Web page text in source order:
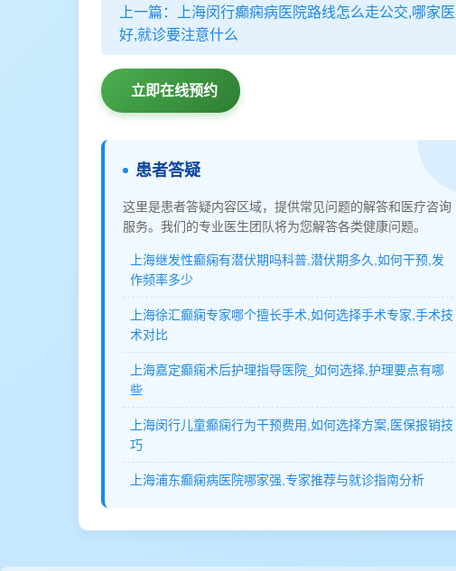
上一篇：上海闵行癫痫病医院路线怎么走公交,哪家
好,就诊要注意什么
立即在线预约
患者答疑
这里是患者答疑内容区域，提供常见问题的解答和医疗咨询
服务。我们的专业医生团队将为您解答各类健康问题。
上海继发性癫痫有潜伏期吗科普,潜伏期多久,如何干预,发
作频率多少
上海徐汇癫痫专家哪个擅长手术,如何选择手术专家,手术技
术对比
上海嘉定癫痫术后护理指导医院_如何选择,护理要点有哪
些
上海闵行儿童癫痫行为干预费用,如何选择方案,医保报销技
巧
上海浦东癫痫病医院哪家强,专家推荐与就诊指南分析